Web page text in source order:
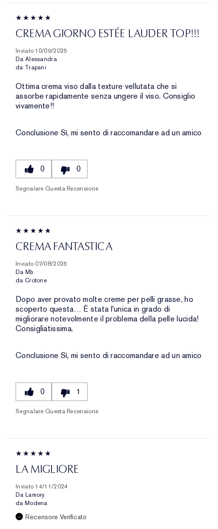
CREMA GIORNO ESTÉE LAUDER TOP!!!
Inviato 10/09/2025
Da Alessandra
da Trapani
Ottima crema viso dalla texture vellutata che si
assorbe rapidamente senza ungere il viso. Consiglio
vivamente!!
Conclusione Sì, mi sento di raccomandare ad un amico
0 0
Segnalare Questa Recensione
CREMA FANTASTICA
Inviato 07/08/2025
Da Mb
da Crotone
Dopo aver provato molte creme per pelli grasse, ho
scoperto questa… È stata l'unica in grado di
migliorare notevolmente il problema della pelle lucida!
Consigliatissima.
Conclusione Sì, mi sento di raccomandare ad un amico
0 1
Segnalare Questa Recensione
LA MIGLIORE
Inviato 14/11/2024
Da Lamory
da Modena
Recensore Verificato